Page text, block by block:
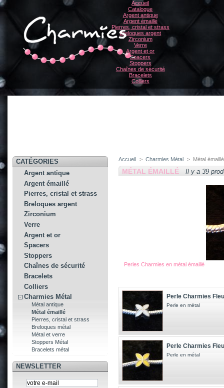
Accueil
Catalogue
Argent antique
Argent émaillé
Pierres, cristal et strass
Breloques argent
Zirconium
Verre
Argent et or
Spacers
Stoppers
Chaînes de sécurité
Bracelets
Colliers
CATÉGORIES
Argent antique
Argent émaillé
Pierres, cristal et strass
Breloques argent
Zirconium
Verre
Argent et or
Spacers
Stoppers
Chaînes de sécurité
Bracelets
Colliers
Charmies Métal
Métal antique
Métal émaillé
Pierres, cristal et strass
Breloques métal
Métal et verre
Stoppers Métal
Bracelets métal
NEWSLETTER
Accueil > Charmies Métal > Métal émaillé
MÉTAL ÉMAILLÉ Il y a 39
Perles Charmies en métal émaillé
Perle Charmies
Perle en métal
Perle Charmies
Perle en métal